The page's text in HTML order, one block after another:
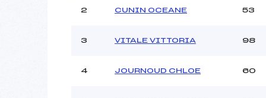
MANCHE 1
Heure de départ :
Ouvreurs A :
2 CUNIN OCEANE 53
3 VITALE VITTORIA 98
4 JOURNOUD CHLOE 60